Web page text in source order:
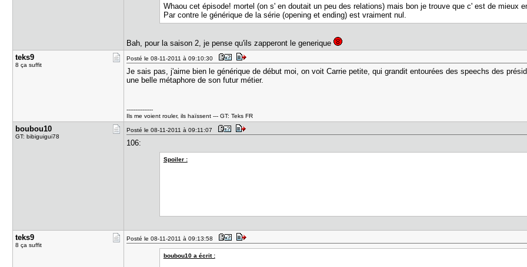
Whaou cet épisode! mortel (on s' en doutait un peu des relations) mais bon je trouve que c' est de mieux
Par contre le générique de la série (opening et ending) est vraiment nul.
Bah, pour la saison 2, je pense qu'ils zapperont le generique
teks9
8 ça suffit
Posté le 08-11-2011 à 09:10:30
Je sais pas, j'aime bien le générique de début moi, on voit Carrie petite, qui grandit entourées des speechs des
une belle métaphore de son futur métier.
---------------
Ils me voient rouler, ils haïssent --- GT: Teks FR
boubou10
GT: bibiguigui78
Posté le 08-11-2011 à 09:11:07
106:
Spoiler :
teks9
8 ça suffit
Posté le 08-11-2011 à 09:13:58
boubou10 a écrit :